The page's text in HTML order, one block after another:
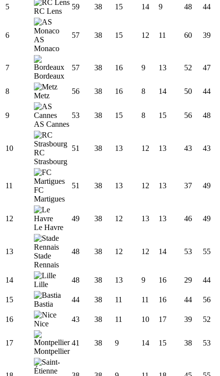
5
RC Lens
59 38 15 14 9 48 44
6
AS
Monaco
57 38 15 12 11 60 39
7
Bordeaux
57 38 16 9 13 52 47
8
Metz
56 38 16 8 14 50 44
9
AS Cannes
53 38 15 8 15 56 48
10
RC
Strasbourg
51 38 13 12 13 43 43
11
FC
Martigues
51 38 13 12 13 37 49
12
Le Havre
49 38 12 13 13 46 49
13
Stade
Rennais
48 38 12 12 14 53 55
14
Lille
48 38 13 9 16 29 44
15
Bastia
44 38 11 11 16 44 56
16
Nice
43 38 11 10 17 39 52
17
Montpellier
41 38 9 14 15 38 53